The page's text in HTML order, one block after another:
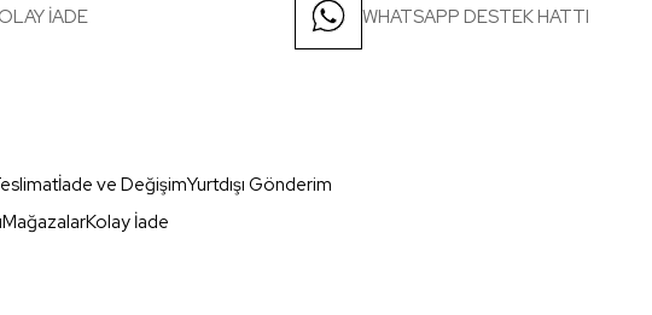
İADE WHATSAPP DESTEK HATTI
İade ve DeğişimYurtdışı Gönderim
MağazalarKolay İade